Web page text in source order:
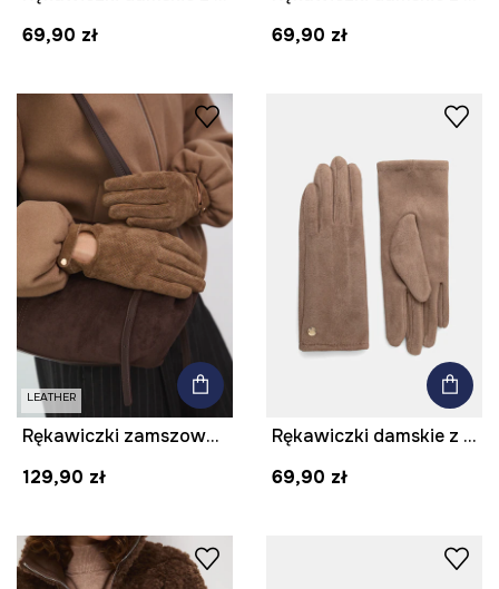
69,90 zł
69,90 zł
LEATHER
Rękawiczki zamszowe damskie z fakturą
129,90 zł
Rękawiczki damskie z dzianiny kolor beżowy
69,90 zł